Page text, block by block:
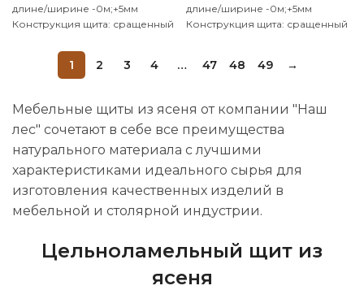
длине/ширине -0м;+5мм
Конструкция щита: сращенный
Покрытие: Без покрытия
Производитель: Наш Лес
калиброванная, шлифованная
Производим изделия с липы и
ясеня по индивидуальным
размерам, уточняйте у
длине/ширине -0м;+5мм
Конструкция щита: сращенный
Производитель: Наш Лес
Производим изделия с липы и
ясеня по индивидуальным
размерам, уточняйте у
1 2 3 4 … 47 48 49 →
Мебельные щиты из ясеня от компании "Наш
лес" сочетают в себе все преимущества
натурального материала с лучшими
характеристиками идеального сырья для
изготовления качественных изделий в
мебельной и столярной индустрии.
Цельноламельный щит из
ясеня